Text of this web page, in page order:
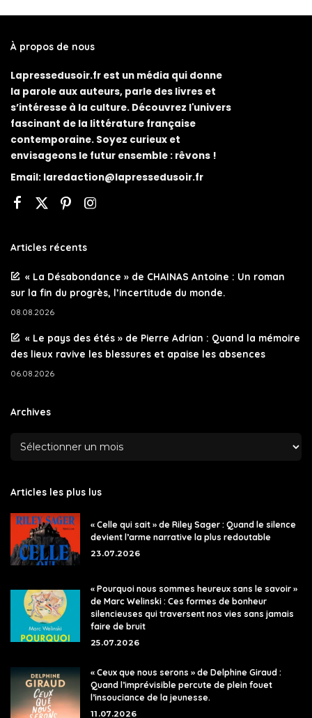
À propos de nous
Lapressedusoir.fr est un média qui donne
la parole aux auteurs, parle des livres et
s’intéresse à la culture. Découvrez l'univers
fascinant de la littérature française
contemporaine. Soyez curieux et
envisageons le futur ensemble : rêvons !
Email: laredaction@lapressedusoir.fr
Articles récents
« La Désabondance » de CHAINAS Antoine : Un roman
sur la fin du progrès, l’incertitude du monde.
08.08.2026
« Le pays des étés » de Pierre Adrian : Quand la mémoire
des lieux ravive les blessures et apaise les absences
06.08.2026
Archives
Articles les plus lus
« Celle qui sait » de Riley Sager : Quand le silence
devient l’arme narrative la plus redoutable
23.07.2026
« Pourquoi nous sommes heureux sans le savoir »
de Marc Welinski : Ces formes de bonheur
silencieuses qui traversent nos vies sans jamais
faire de bruit
25.07.2026
« Ceux que nous serons » de Delphine Giraud :
Quand l’imprévisible percute de plein fouet
l’insouciance de la jeunesse.
11.07.2026